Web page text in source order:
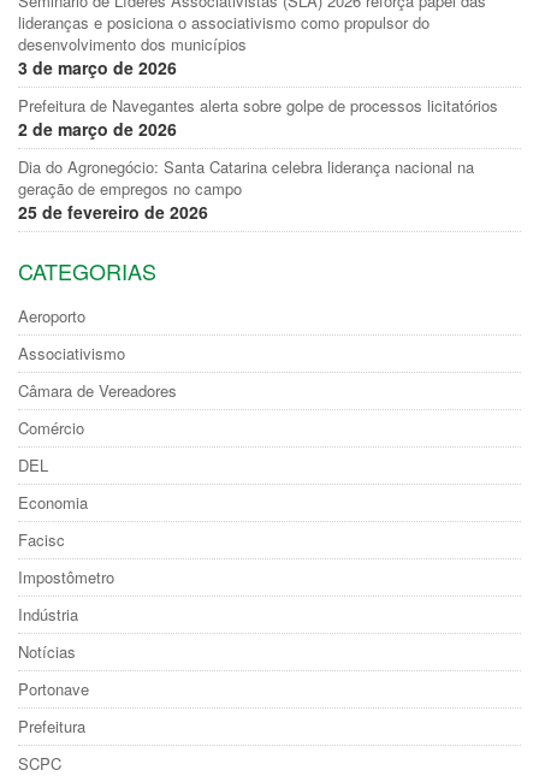
lideranças e posiciona o associativismo como propulsor do
desenvolvimento dos municípios
3 de março de 2026
Prefeitura de Navegantes alerta sobre golpe de processos licitatórios
2 de março de 2026
Dia do Agronegócio: Santa Catarina celebra liderança nacional na
geração de empregos no campo
25 de fevereiro de 2026
CATEGORIAS
Aeroporto
Associativismo
Câmara de Vereadores
Comércio
DEL
Economia
Facisc
Impostômetro
Indústria
Notícias
Portonave
Prefeitura
SCPC